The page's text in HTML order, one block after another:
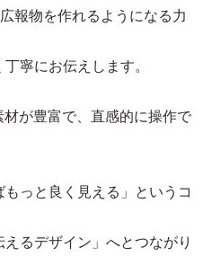
報物を作れるようになる力
寧にお伝えします。
が豊富で、直感的に操作で
っと良く見える」というコ
えるデザイン」へとつながり